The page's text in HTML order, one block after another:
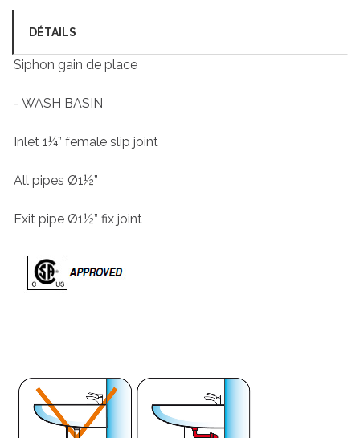
DÉTAILS
Siphon gain de place
- WASH BASIN
Inlet 1¼” female slip joint
All pipes Ø1½”
Exit pipe Ø1½” fix joint